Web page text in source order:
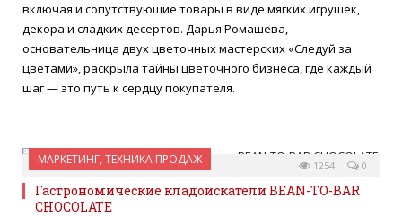
включая и сопутствующие товары в виде мягких игрушек,
декора и сладких десертов. Дарья Ромашева,
основательница двух цветочных мастерских «Следуй за
цветами», раскрыла тайны цветочного бизнеса, где каждый
шаг — это путь к сердцу покупателя.
МАРКЕТИНГ, ТЕХНИКА ПРОДАЖ
28 ИЮНЯ 2024 0
1254
Гастрономические кладоискатели BEAN-TO-BAR
CHOCOLATE